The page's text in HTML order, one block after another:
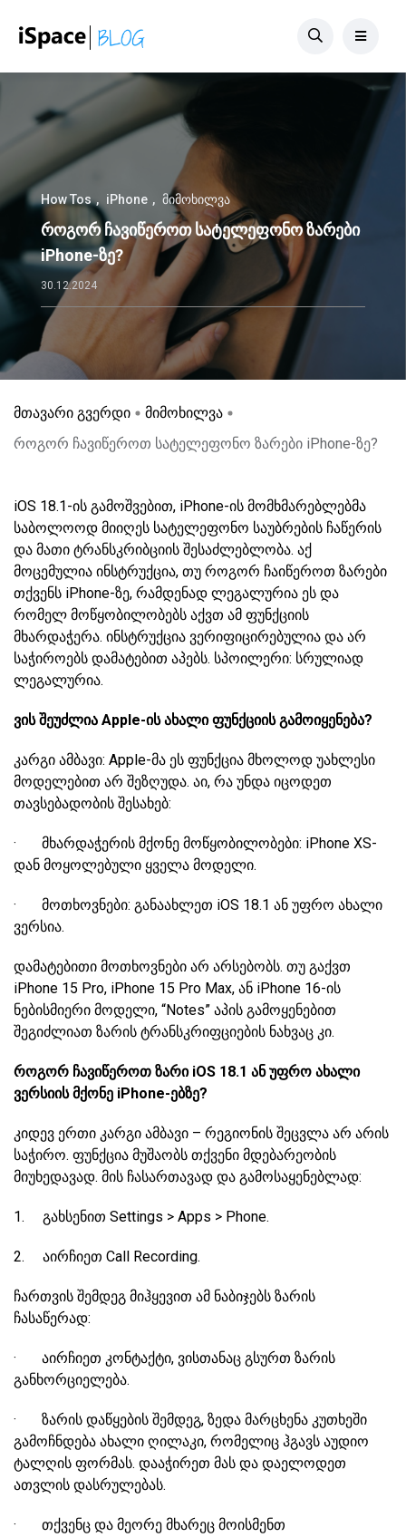
How Tos iPhone მიმოხილვა
როგორ ჩავიწეროთ სატელეფონო ზარები
iPhone-ზე?
30.12.2024
მთავარი გვერდი
მიმოხილვა
როგორ ჩავიწეროთ სატელეფონო ზარები iPhone-ზე?
iOS 18.1-ის გამოშვებით, iPhone-ის მომხმარებლებმა
საბოლოოდ მიიღეს სატელეფონო საუბრების ჩაწერის
და მათი ტრანსკრიბციის შესაძლებლობა. აქ
მოცემულია ინსტრუქცია, თუ როგორ ჩაიწეროთ ზარები
თქვენს iPhone-ზე, რამდენად ლეგალურია ეს და
რომელ მოწყობილობებს აქვთ ამ ფუნქციის
მხარდაჭერა. ინსტრუქცია ვერიფიცირებულია და არ
საჭიროებს დამატებით აპებს. სპოილერი: სრულიად
ლეგალურია.
ვის შეუძლია Apple-ის ახალი ფუნქციის გამოიყენება?
კარგი ამბავი: Apple-მა ეს ფუნქცია მხოლოდ უახლესი
მოდელებით არ შეზღუდა. აი, რა უნდა იცოდეთ
თავსებადობის შესახებ:
· მხარდაჭერის მქონე მოწყობილობები: iPhone XS-
დან მოყოლებული ყველა მოდელი.
· მოთხოვნები: განაახლეთ iOS 18.1 ან უფრო ახალი
ვერსია.
დამატებითი მოთხოვნები არ არსებობს. თუ გაქვთ
iPhone 15 Pro, iPhone 15 Pro Max, ან iPhone 16-ის
ნებისმიერი მოდელი, “Notes” აპის გამოყენებით
შეგიძლიათ ზარის ტრანსკრიფციების ნახვაც კი.
როგორ ჩავიწეროთ ზარი iOS 18.1 ან უფრო ახალი
ვერსიის მქონე iPhone-ებზე?
კიდევ ერთი კარგი ამბავი – რეგიონის შეცვლა არ არის
საჭირო. ფუნქცია მუშაობს თქვენი მდებარეობის
მიუხედავად. მის ჩასართავად და გამოსაყენებლად:
1. გახსენით Settings > Apps > Phone.
2. აირჩიეთ Call Recording.
ჩართვის შემდეგ მიჰყევით ამ ნაბიჯებს ზარის
ჩასაწერად:
· აირჩიეთ კონტაქტი, ვისთანაც გსურთ ზარის
განხორციელება.
· ზარის დაწყების შემდეგ, ზედა მარცხენა კუთხეში
გამოჩნდება ახალი ღილაკი, რომელიც ჰგავს აუდიო
ტალღის ფორმას. დააჭირეთ მას და დაელოდეთ
ათვლის დასრულებას.
· თქვენც და მეორე მხარეც მოისმენთ